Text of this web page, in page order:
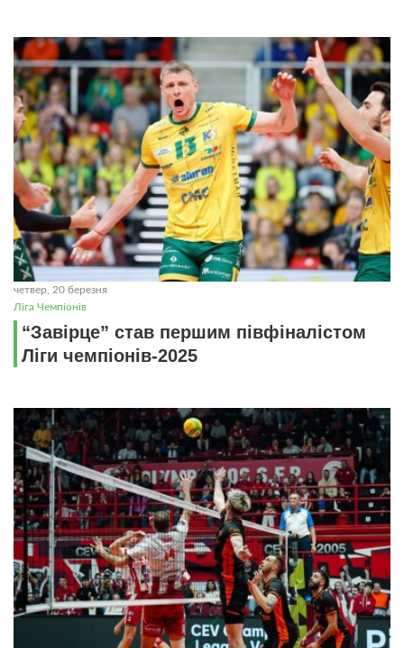
четвер, 20 березня
Ліга Чемпіонів
“Завірце” став першим півфіналістом
Ліги чемпіонів-2025